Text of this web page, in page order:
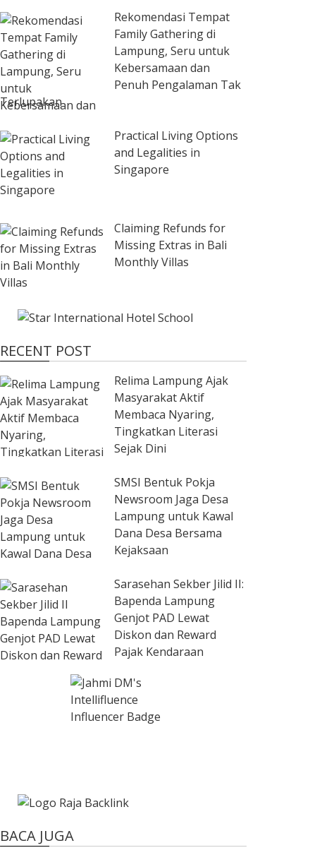
Rekomendasi Tempat
Family Gathering di
Lampung, Seru untuk
Kebersamaan dan
Penuh Pengalaman Tak
Terlupakan
Practical Living Options
and Legalities in
Singapore
Claiming Refunds for
Missing Extras in Bali
Monthly Villas
RECENT POST
Relima Lampung Ajak
Masyarakat Aktif
Membaca Nyaring,
Tingkatkan Literasi
Sejak Dini
SMSI Bentuk Pokja
Newsroom Jaga Desa
Lampung untuk Kawal
Dana Desa Bersama
Kejaksaan
Sarasehan Sekber Jilid II:
Bapenda Lampung
Genjot PAD Lewat
Diskon dan Reward
Pajak Kendaraan
BACA JUGA